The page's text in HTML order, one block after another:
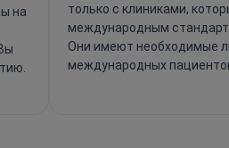
на
только с клиниками,
международным
Они имеют необходимые
международных